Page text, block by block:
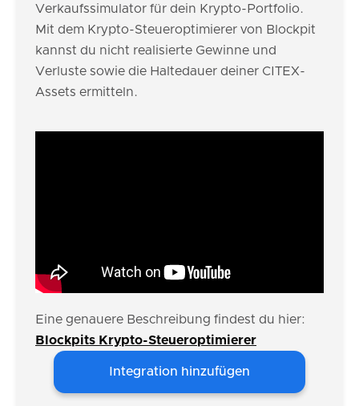
Verkaufssimulator für dein Krypto-Portfolio.
Mit dem Krypto-Steueroptimierer von Blockpit
kannst du nicht realisierte Gewinne und
Verluste sowie die Haltedauer deiner CITEX-
Assets ermitteln.
Eine genauere Beschreibung findest du hier:
Blockpits Krypto-Steueroptimierer
Integration hinzufügen